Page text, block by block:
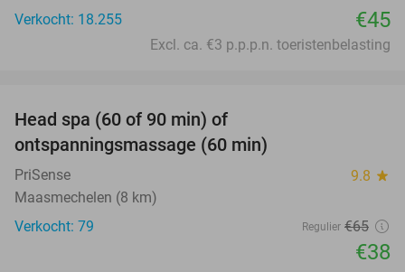
Verkocht: 18.255
€45
Excl. ca. €3 p.p.p.n. toeristenbelasting
Head spa (60 of 90 min) of
ontspanningsmassage (60 min)
PriSense 9.8 star
Maasmechelen (8 km)
Verkocht: 79
Regulier €65
€38